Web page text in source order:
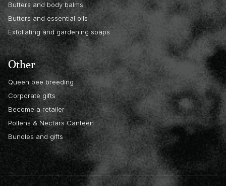
Butters and body balms
Butters and essential oils
Exfoliating and gardening soaps
Other
Queen bee breeding
Corporate gifts
Become a retailer
Pollens & Nectars Canteen
Bundles and gifts